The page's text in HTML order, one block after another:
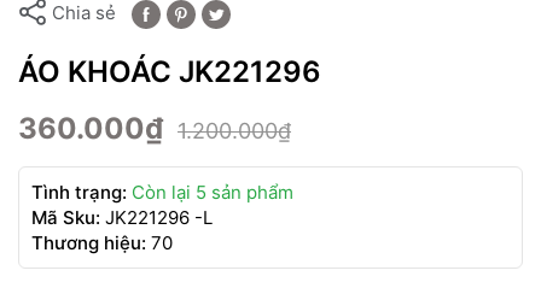
Chia sẻ
ÁO KHOÁC JK221296
360.000₫ 1.200.000₫
Tình trạng: Còn lại 5 sản phẩm
Mã Sku: JK221296 -L
Thương hiệu: 70